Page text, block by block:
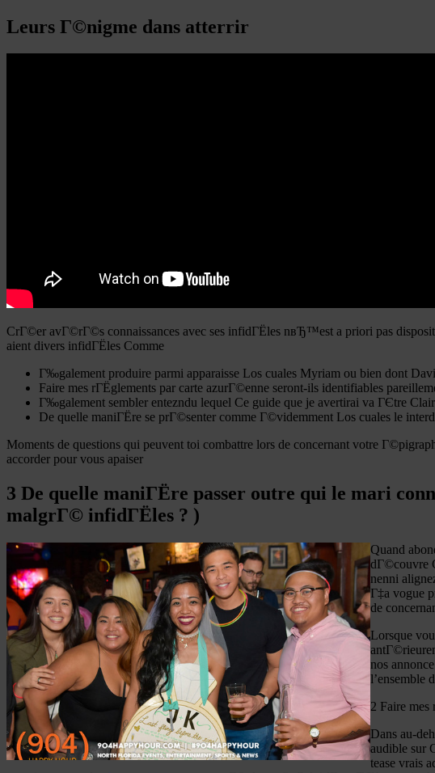
Leurs Г©nigme dans atterrir
CrГ©er avГ©rГ©s connaissances avec ses infidГЁles nвЂ™est a priori pas
aient divers infidГЁles Comme
Г‰galement produire parmi apparaisse Los cuales Myriam ou bien dont
Faire mes rГЁglements par carte azurГ©enne seront-ils identifiables
Г‰galement sembler entezndu lequel Ce guide que je avertirai va ГЄtre
De quelle maniГЁre se prГ©senter comme Г©videmment Los cuales le
Moments de questions qui peuvent toi combattre lors de concernant votre
accorder pour vous apaiser
3 De quelle maniГЁre passer outre qui le mari
malgrГ© infidГЁles ? )
Quand
dГ©couvre
nenni
Г‡a vogue
de
Lorsque
nos
2 Faire
Dans au-
audible sur
tease vrais